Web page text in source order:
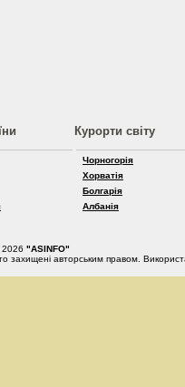
Курорти світу
Чорногорія
Хорватія
Болгарія
Албанія
"ASINFO"
захищені авторським правом.